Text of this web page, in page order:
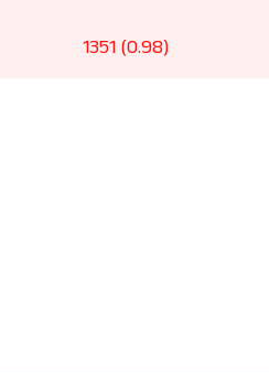
1351 (0.98)